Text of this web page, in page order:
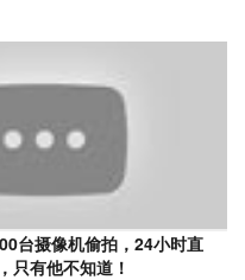
台摄像机偷拍，24小时直
只有他不知道！